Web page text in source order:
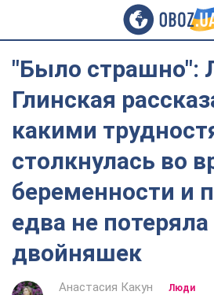
"Было страшно":
Глинская
какими
столкнулась во
беременности и
едва не
двойняшек
Анастасия Какун
Люди